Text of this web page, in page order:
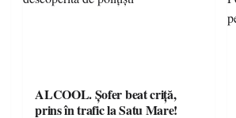
ALCOOL. Șofer beat criță,
prins în trafic la Satu Mare!